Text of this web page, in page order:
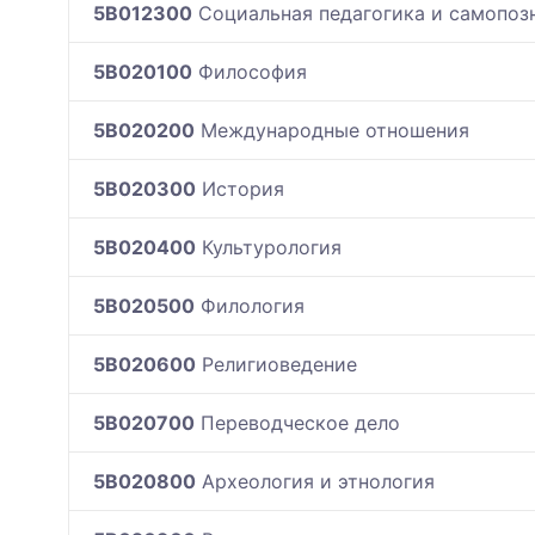
5B012300 Социальная педагогика и
5B020100 Философия
5B020200 Международные отношения
5B020300 История
5B020400 Культурология
5B020500 Филология
5B020600 Религиоведение
5B020700 Переводческое дело
5B020800 Археология и этнология